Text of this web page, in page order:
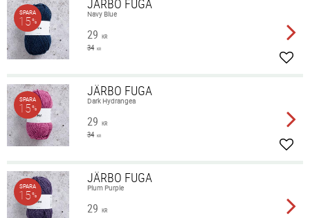
Navy Blue
29 KR
34 KR
SPARA
15%
JÄRBO FUGA
Dark Hydrangea
29 KR
34 KR
SPARA
15%
JÄRBO FUGA
Plum Purple
29 KR
SPARA
15%